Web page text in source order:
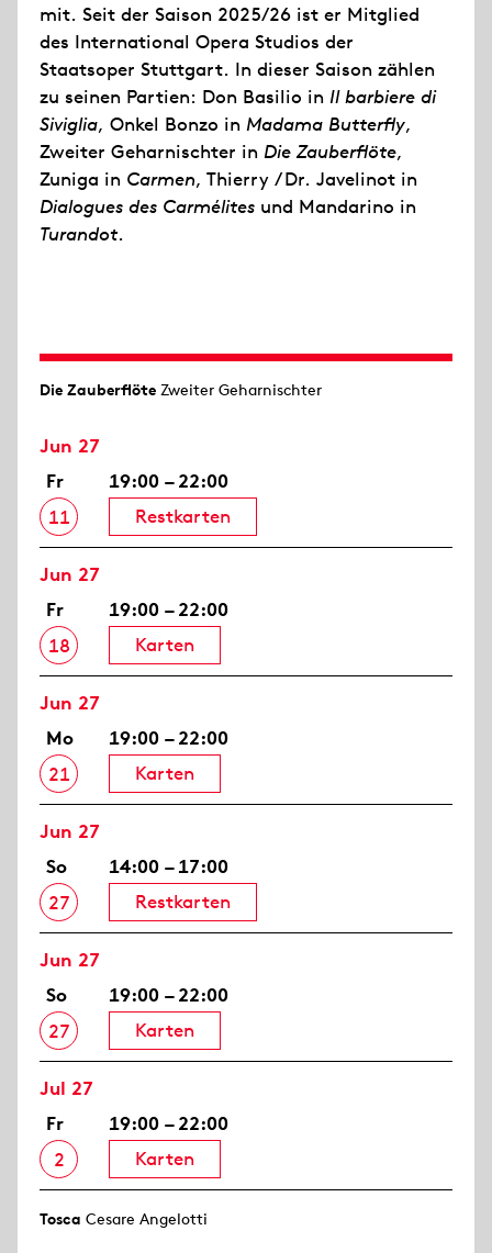
mit. Seit der Saison 2025/26 ist er Mitglied
des International Opera Studios der
Staatsoper Stuttgart. In dieser Saison zählen
zu seinen Partien: Don Basilio in Il barbiere di
Siviglia, Onkel Bonzo in Madama Butterfly,
Zweiter Geharnischter in Die Zauberflöte,
Zuniga in Carmen, Thierry / Dr. Javelinot in
Dialogues des Carmélites und Mandarino in
Turandot.
Die Zauberflöte Zweiter Geharnischter
Jun 27
Fr
11
19:00 – 22:00
Restkarten
Jun 27
Fr
18
19:00 – 22:00
Karten
Jun 27
Mo
21
19:00 – 22:00
Karten
Jun 27
So
27
14:00 – 17:00
Restkarten
Jun 27
So
27
19:00 – 22:00
Karten
Jul 27
Fr
2
19:00 – 22:00
Karten
Tosca Cesare Angelotti